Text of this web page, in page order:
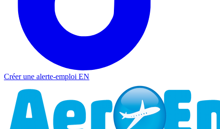
Créer une alerte-emploi EN